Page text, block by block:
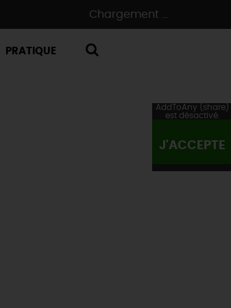
Chargement ...
PRATIQUE
AddToAny (share)
est désactivé.
J'ACCEPTE